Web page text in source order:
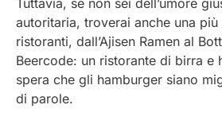
autoritaria, troverai anche una
ristoranti, dall’Ajisen Ramen al
Beercode: un ristorante di birra e
spera che gli hamburger siano
di parole.